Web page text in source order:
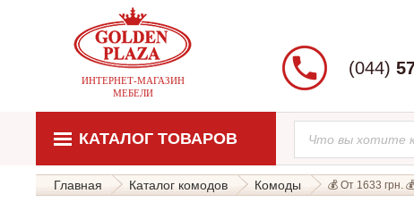
ИНТЕРНЕТ-МАГАЗИН
МЕБЕЛИ
(044)
КАТАЛОГ ТОВАРОВ
Главная Каталог комодов Комоды 💰 От 1633 грн.